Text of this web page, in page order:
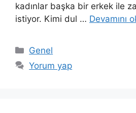
kadınlar başka bir erkek ile
istiyor. Kimi dul … Devamını
Kategoriler
Genel
Yorum yap